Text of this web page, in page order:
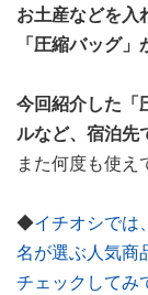
お土産などを入
「圧縮バッグ」
今回紹介した「
ルなど、宿泊先
また何度も使え
◆イチオシでは
名が選ぶ人気商
チェックしてみ